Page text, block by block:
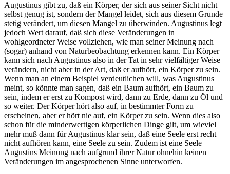
Augustinus gibt zu, daß ein Körper, der sich aus seiner Sicht nicht
selbst genug ist, sondern der Mangel leidet, sich aus diesem Grunde
stetig verändert, um diesen Mangel zu überwinden. Augustinus legt
jedoch Wert darauf, daß sich diese Veränderungen in
wohlgeordneter Weise vollziehen, wie man seiner Meinung nach
(sogar) anhand von Naturbeobachtung erkennen kann. Ein Körper
kann sich nach Augustinus also in der Tat in sehr vielfältiger Weise
verändern, nicht aber in der Art, daß er aufhört, ein Körper zu sein.
Wenn man an einem Beispiel verdeutlichen will, was Augustinus
meint, so könnte man sagen, daß ein Baum aufhört, ein Baum zu
sein, indem er erst zu Kompost wird, dann zu Erde, dann zu Öl und
so weiter. Der Körper hört also auf, in bestimmter Form zu
erscheinen, aber er hört nie auf, ein Körper zu sein. Wenn dies also
schon für die minderwertigen körperlichen Dinge gilt, um wieviel
mehr muß dann für Augustinus klar sein, daß eine Seele erst recht
nicht aufhören kann, eine Seele zu sein. Zudem ist eine Seele
Augustins Meinung nach aufgrund ihrer Natur ohnehin keinen
Veränderungen im angesprochenen Sinne unterworfen.